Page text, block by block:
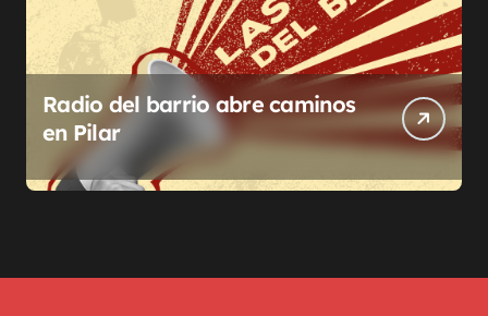
Radio del barrio abre caminos
en Pilar